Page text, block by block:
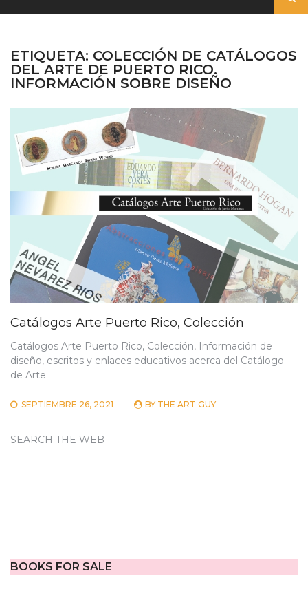
ETIQUETA: COLECCIÓN DE CATÁLOGOS
DEL ARTE DE PUERTO RICO.
INFORMACIÓN SOBRE DISEÑO
Catálogos Arte Puerto Rico, Colección
Catálogos Arte Puerto Rico, Colección, Información de
diseño, escritos y enlaces educativos acerca del Catálogo
de Arte
SEPTIEMBRE 26, 2021 BY THE ART GUY
SEARCH THE WEB
BOOKS FOR SALE